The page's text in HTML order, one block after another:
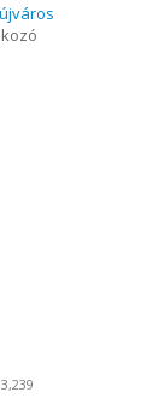
3,239